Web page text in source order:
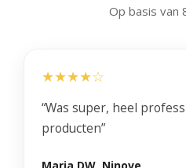
Wimpers
Wenkbrauwen
Prijslijst
Reserveren
Arrangementen
Huisregels
Privé Wellness metOp basis van
★★★★☆
“Was super, heel
producten”